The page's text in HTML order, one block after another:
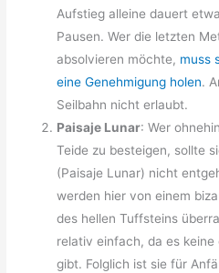
Aufstieg alleine dauert
Pausen. Wer die letzten
absolvieren möchte, muss
eine Genehmigung holen.
Seilbahn nicht erlaubt.
Paisaje Lunar: Wer
Teide zu besteigen, sollte
(Paisaje Lunar) nicht
werden hier von einem
des hellen Tuffsteins
relativ einfach, da es
gibt. Folglich ist sie für